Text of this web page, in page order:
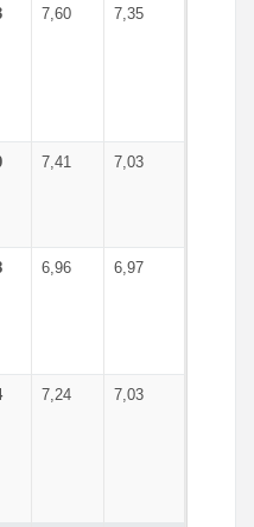
7,60 7,35
7,41 7,03
6,96 6,97
7,24 7,03